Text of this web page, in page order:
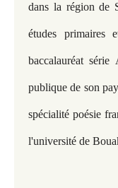
dans la région de
études primaires
baccalauréat
publique de son
spécialité poésie
l'université de